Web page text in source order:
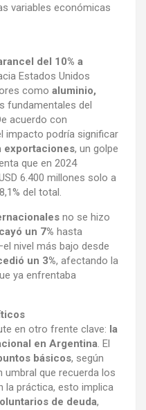
variables económicas
del 10% a
Estados Unidos
como aluminio,
fundamentales del
acuerdo con
impacto podría significar
exportaciones, un golpe
que en 2024
6.400 millones solo a
del total.
no se hizo
un 7% hasta
nivel más bajo desde
un 3%, afectando la
ya enfrentaba
en otro frente clave: la
en Argentina. El
básicos, según
que recuerda los
la práctica, esto implica
de deuda,